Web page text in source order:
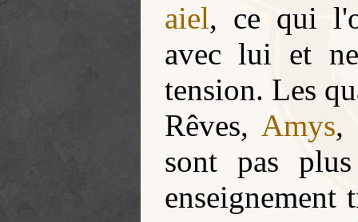
aiel, ce qui
avec lui et
tension. Les
Rêves, Amys,
sont pas
enseignement